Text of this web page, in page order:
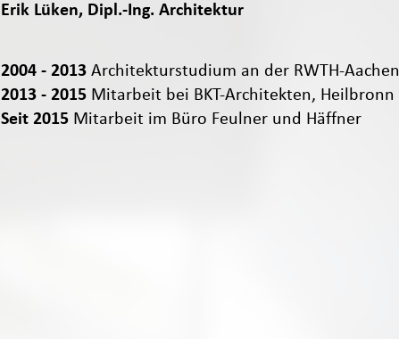
Erik Lüken, Dipl.-Ing. Architektur
2004 - 2013Architekturstudium an der RWTH-Aachen
2013 - 2015Mitarbeit bei BKT-Architekten, Heilbronn
Seit 2015Mitarbeit im Büro Feulner und Häffner